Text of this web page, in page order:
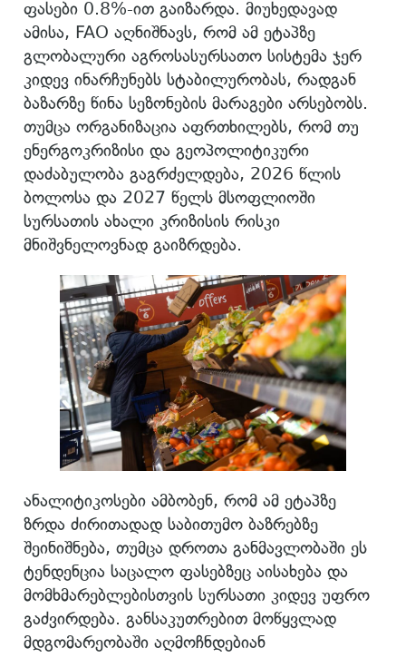
ფასები 0.8%-ით გაიზარდა. მიუხედავად
ამისა, FAO აღნიშნავს, რომ ამ ეტაპზე
გლობალური აგროსასურსათო სისტემა ჯერ
კიდევ ინარჩუნებს სტაბილურობას, რადგან
ბაზარზე წინა სეზონების მარაგები არსებობს.
თუმცა ორგანიზაცია აფრთხილებს, რომ თუ
ენერგოკრიზისი და გეოპოლიტიკური
დაძაბულობა გაგრძელდება, 2026 წლის
ბოლოსა და 2027 წელს მსოფლიოში
სურსათის ახალი კრიზისის რისკი
მნიშვნელოვნად გაიზრდება.
ანალიტიკოსები ამბობენ, რომ ამ ეტაპზე
ზრდა ძირითადად საბითუმო ბაზრებზე
შეინიშნება, თუმცა დროთა განმავლობაში ეს
ტენდენცია საცალო ფასებზეც აისახება და
მომხმარებლებისთვის სურსათი კიდევ უფრო
გაძვირდება. განსაკუთრებით მოწყვლად
მდგომარეობაში აღმოჩნდებიან